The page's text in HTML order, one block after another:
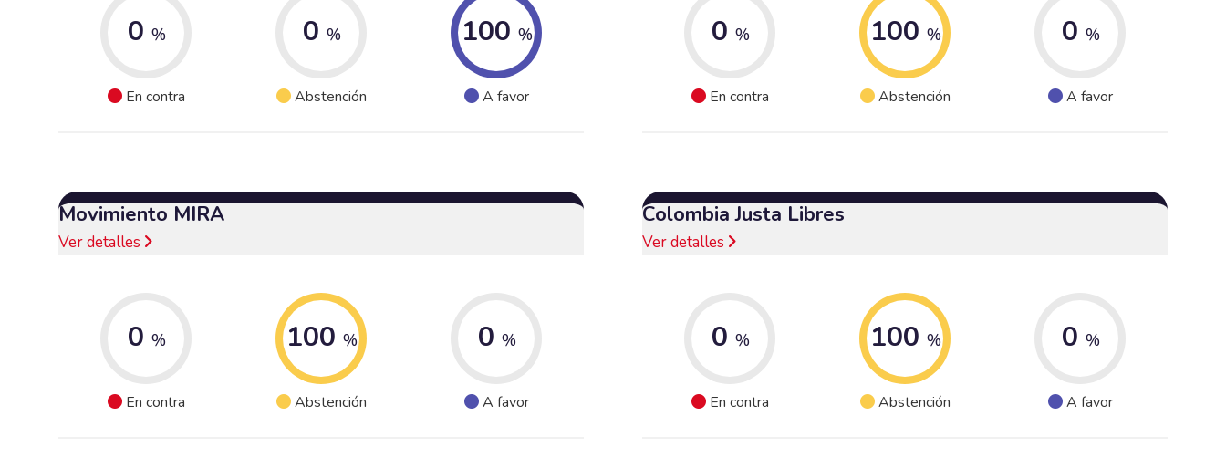
0 %
En contra
0 %
Abstención
100 %
A favor
0 %
En contra
100 %
Abstención
0 %
A favor
Movimiento MIRA
Ver detalles
0 %
En contra
100 %
Abstención
0 %
A favor
Colombia Justa Libres
Ver detalles
0 %
En contra
100 %
Abstención
0 %
A favor